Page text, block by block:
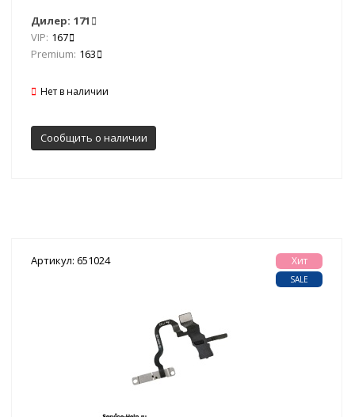
Дилер: 171
VIP: 167
Premium: 163
Нет в наличии
Сообщить о наличии
Артикул: 651024 Хит
SALE